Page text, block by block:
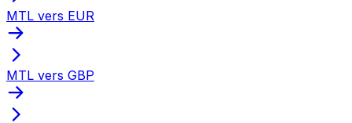
MTL vers EUR
MTL vers GBP